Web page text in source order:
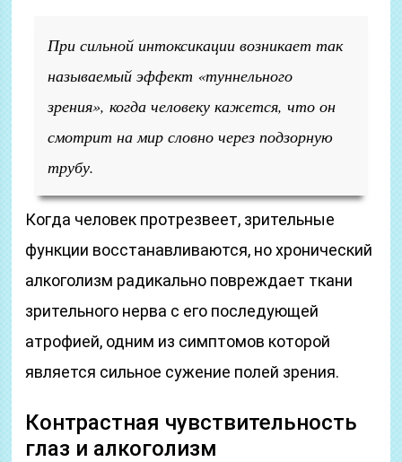
При сильной интоксикации возникает так
называемый эффект «туннельного
зрения», когда человеку кажется, что он
смотрит на мир словно через подзорную
трубу.
Когда человек протрезвеет, зрительные
функции восстанавливаются, но хронический
алкоголизм радикально повреждает ткани
зрительного нерва с его последующей
атрофией, одним из симптомов которой
является сильное сужение полей зрения.
Контрастная чувствительность
глаз и алкоголизм